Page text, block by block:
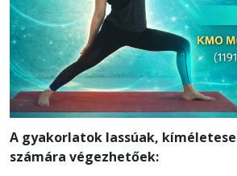
A gyakorlatok lassúak,
számára végezhetőek: